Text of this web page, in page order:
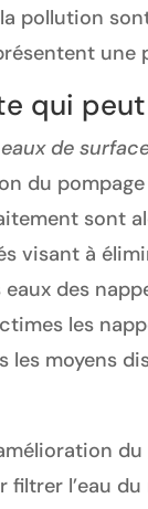
pollution
qui
eaux de
du
sont
visant à
des
les
les moyens
l’eau